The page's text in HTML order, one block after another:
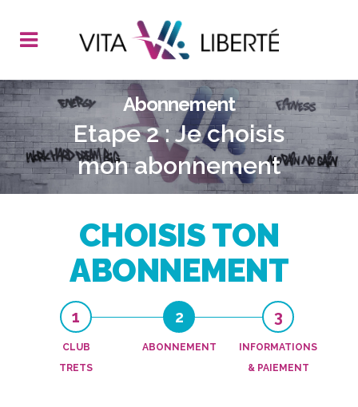
Abonnement
Etape 2 : Je choisis
mon abonnement
CHOISIS TON
ABONNEMENT
1
CLUB
TRETS
2
ABONNEMENT
3
INFORMATIONS
& PAIEMENT